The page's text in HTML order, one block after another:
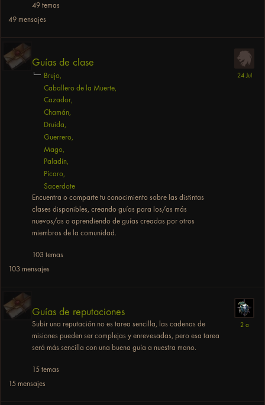
49 temas
49 mensajes
Guías de clase
Brujo
Caballero de la Muerte
Cazador
Chamán
Druida
Guerrero
Mago
Paladín
Pícaro
Sacerdote
Encuentra o comparte tu conocimiento sobre las distintas
clases disponibles, creando guías para los/as más
nuevos/as o aprendiendo de guías creadas por otros
miembros de la comunidad.
103 temas
103 mensajes
Guías de reputaciones
Subir una reputación no es tarea sencilla, las cadenas de
misiones pueden ser complejas y enrevesadas, pero esa tarea
será más sencilla con una buena guía a nuestra mano.
15 temas
15 mensajes